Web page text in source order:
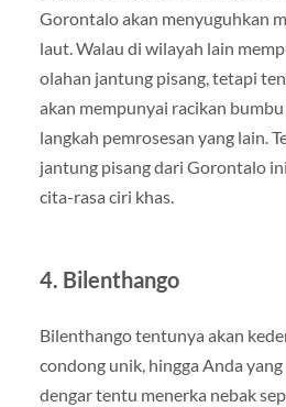
Gorontalo akan menyuguhkan
laut. Walau di wilayah lain
olahan jantung pisang, tetapi
akan mempunyai racikan
langkah pemrosesan yang lain.
jantung pisang dari Gorontalo
cita-rasa ciri khas.
4. Bilenthango
Bilenthango tentunya akan
condong unik, hingga Anda
dengar tentu menerka nebak